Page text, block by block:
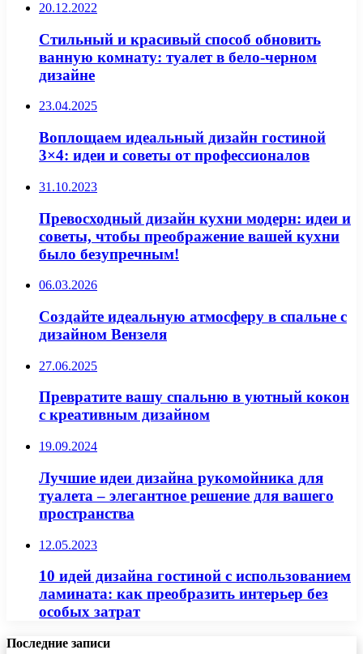
20.12.2022
Стильный и красивый способ обновить
ванную комнату: туалет в бело-черном
дизайне
23.04.2025
Воплощаем идеальный дизайн гостиной
3×4: идеи и советы от профессионалов
31.10.2023
Превосходный дизайн кухни модерн: идеи и
советы, чтобы преображение вашей кухни
было безупречным!
06.03.2026
Создайте идеальную атмосферу в спальне с
дизайном Вензеля
27.06.2025
Превратите вашу спальню в уютный кокон
с креативным дизайном
19.09.2024
Лучшие идеи дизайна рукомойника для
туалета – элегантное решение для вашего
пространства
12.05.2023
10 идей дизайна гостиной с использованием
ламината: как преобразить интерьер без
особых затрат
Последние записи